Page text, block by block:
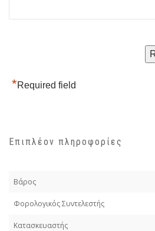
*Required field
Επιπλέον πληροφορίες
Βάρος
Φορολογικός Συντελεστής
Κατασκευαστής